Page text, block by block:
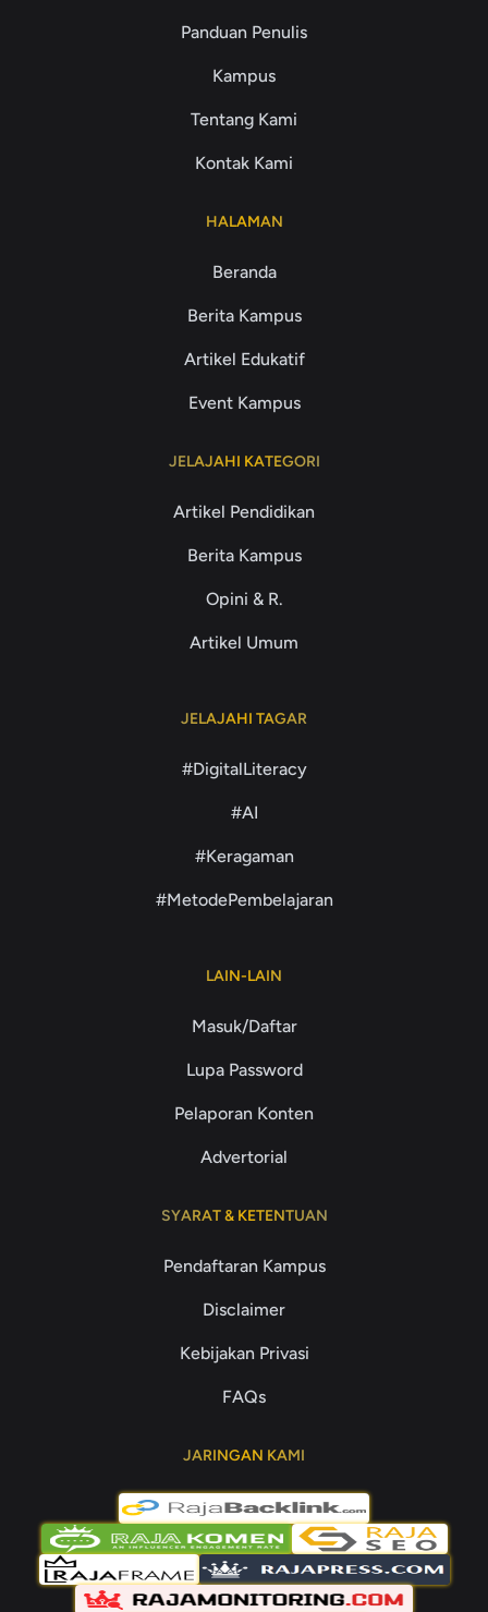
Panduan Penulis
Kampus
Tentang Kami
Kontak Kami
HALAMAN
Beranda
Berita Kampus
Artikel Edukatif
Event Kampus
JELAJAHI KATEGORI
Artikel Pendidikan
Berita Kampus
Opini & R.
Artikel Umum
JELAJAHI TAGAR
#DigitalLiteracy
#AI
#Keragaman
#MetodePembelajaran
LAIN-LAIN
Masuk/Daftar
Lupa Password
Pelaporan Konten
Advertorial
SYARAT & KETENTUAN
Pendaftaran Kampus
Disclaimer
Kebijakan Privasi
FAQs
JARINGAN KAMI